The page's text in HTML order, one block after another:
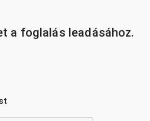
a foglalás leadásához.